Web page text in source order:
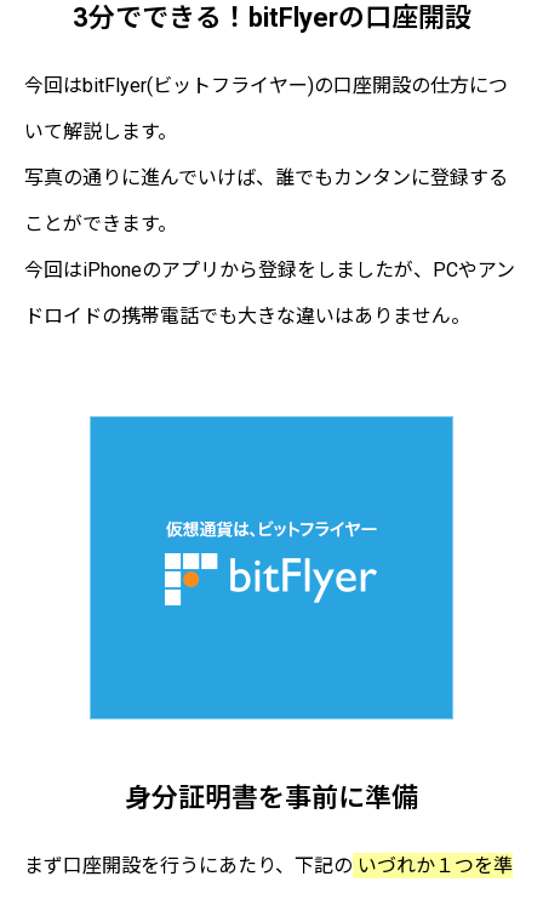
3分でできる！bitFlyerの口座開設
今回はbitFlyer(ビットフライヤー)の口座開設の仕方につ
いて解説します。
写真の通りに進んでいけば、誰でもカンタンに登録する
ことができます。
今回はiPhoneのアプリから登録をしましたが、PCやアン
ドロイドの携帯電話でも大きな違いはありません。
身分証明書を事前に準備
まず口座開設を行うにあたり、下記の いづれか１つを準